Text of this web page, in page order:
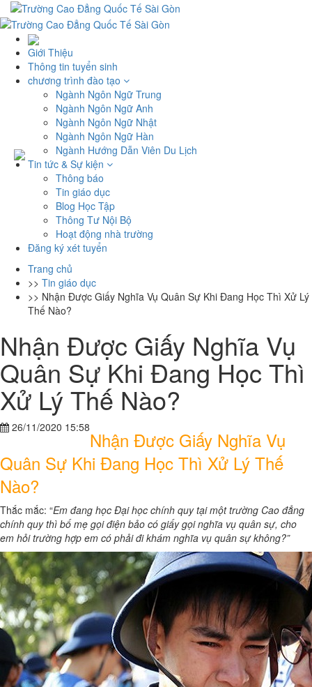
Giới Thiệu
Thông tin tuyển sinh
chương trình đào tạo
Ngành Ngôn Ngữ Trung
Ngành Ngôn Ngữ Anh
Ngành Ngôn Ngữ Nhật
Ngành Ngôn Ngữ Hàn
Ngành Hướng Dẫn Viên Du Lịch
Tin tức & Sự kiện
Thông báo
Tin giáo dục
Blog Học Tập
Thông Tư Nội Bộ
Hoạt động nhà trường
Đăng ký xét tuyển
Trang chủ
>> Tin giáo dục
>> Nhận Được Giấy Nghĩa Vụ Quân Sự Khi Đang Học Thì Xử Lý
Thế Nào?
Nhận Được Giấy Nghĩa Vụ
Quân Sự Khi Đang Học Thì
Xử Lý Thế Nào?
26/11/2020 15:58
Nhận Được Giấy Nghĩa Vụ
Quân Sự Khi Đang Học Thì Xử Lý Thế
Nào?
Thắc mắc: “Em đang học Đại học chính quy tại một trường Cao đẳng
chính quy thì bố mẹ gọi điện bảo có giấy gọi nghĩa vụ quân sự, cho
em hỏi trường hợp em có phải đi khám nghĩa vụ quân sự không?”